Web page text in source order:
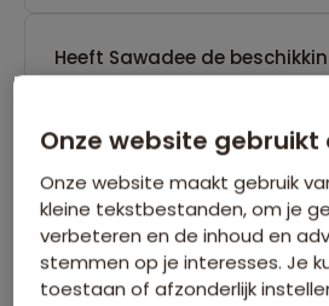
Heeft Sawadee de
Tot wanneer kan Sawadee
annuleren die nog geen
vertrek heeft?
Onze website gebruikt
Onze website maakt gebruik
kleine tekstbestanden, om je
verbeteren en de inhoud en
stemmen op je interesses. Je
toestaan of afzonderlijk